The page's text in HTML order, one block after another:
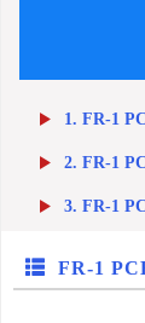
1. FR-1
2. FR-1
3. FR-1
FR-1